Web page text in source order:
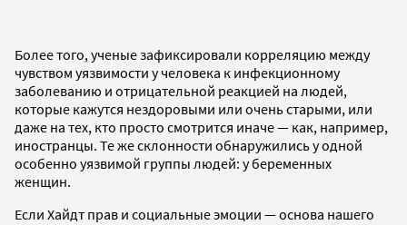
Более того, ученые зафиксировали корреляцию между
чувством уязвимости у человека к инфекционному
заболеванию и отрицательной реакцией на людей,
которые кажутся нездоровыми или очень старыми, или
даже на тех, кто просто смотрится иначе — как, например,
иностранцы. Те же склонности обнаружились у одной
особенно уязвимой группы людей: у беременных
женщин.
Если Хайдт прав и социальные эмоции — основа нашего